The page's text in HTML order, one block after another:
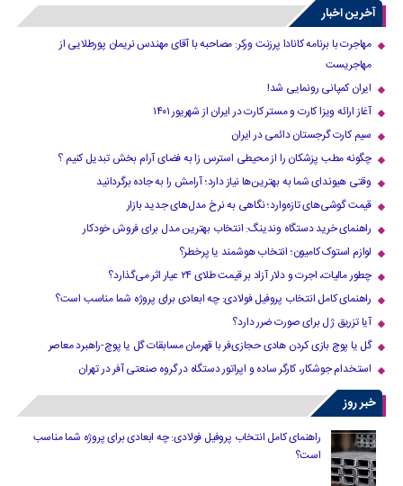
آخرین اخبار
مهاجرت با برنامه کانادا پرزنت ورکر: مصاحبه با آقای مهندس نریمان پورطلایی از
مهاجریست
ایران کمپانی رونمایی شد!
آغاز ارائه ویزا کارت و مستر کارت در ایران از شهریور ۱۴۰۱
سیم کارت گرجستان دائمی در ایران
چگونه مطب پزشکان را از محیطی استرس زا به فضای آرام بخش تبدیل کنیم ؟
وقتی هیوندای شما به بهترین‌ها نیاز دارد؛ آرامش را به جاده برگردانید
قیمت گوشی‌های تازه‌وارد؛ نگاهی به نرخ مدل‌های جدید بازار
راهنمای خرید دستگاه وندینگ: انتخاب بهترین مدل برای فروش خودکار
لوازم استوک کامیون؛ انتخاب هوشمند یا پرخطر؟
چطور مالیات، اجرت و دلار آزاد بر قیمت طلای ۲۴ عیار اثر می‌گذارد؟
راهنمای کامل انتخاب پروفیل فولادی: چه ابعادی برای پروژه شما مناسب است؟
آیا تزریق ژل برای صورت ضرر دارد​؟
گل یا پوچ بازی کردن هادی حجازی‌فر با قهرمان مسابقات گل یا پوچ-راهبرد معاصر
استخدام جوشکار، کارگر ساده و اپراتور دستگاه در گروه صنعتی آفر در تهران
خبر روز
راهنمای کامل انتخاب پروفیل فولادی: چه ابعادی برای پروژه شما مناسب
است؟